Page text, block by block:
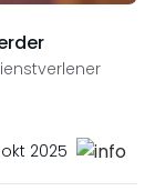
okt 2025